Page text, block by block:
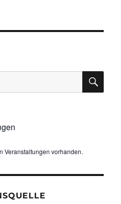
Veranstaltungen vorhanden.